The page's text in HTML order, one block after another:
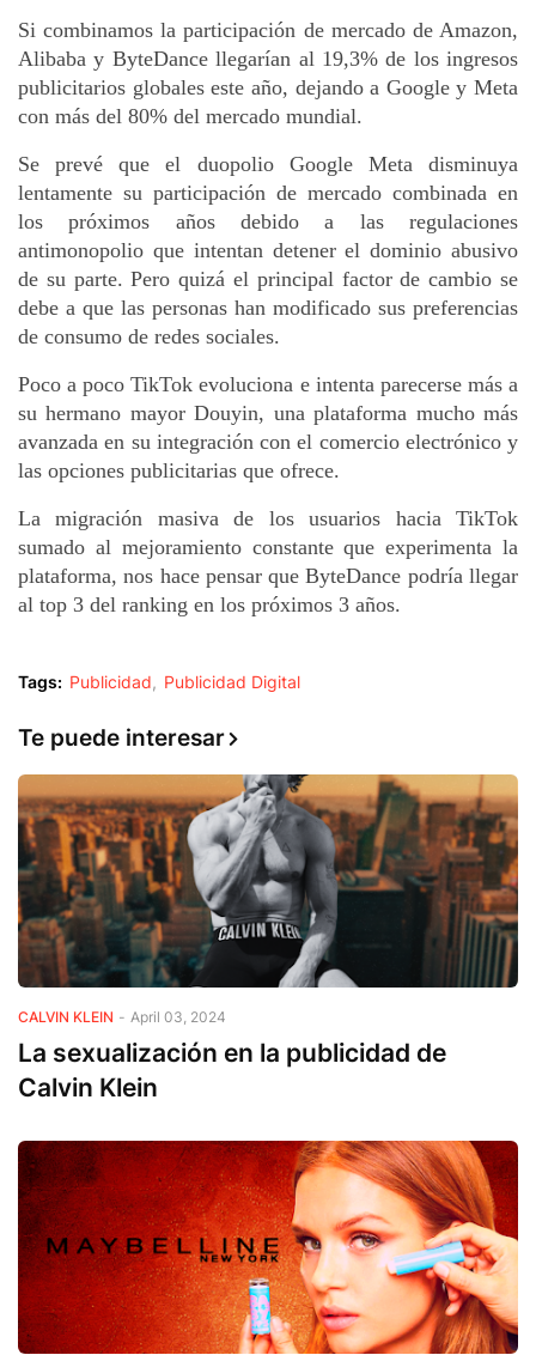
Si combinamos la participación de mercado de Amazon,
Alibaba y ByteDance llegarían al 19,3% de los ingresos
publicitarios globales este año, dejando a Google y Meta
con más del 80% del mercado mundial.
Se prevé que el duopolio Google Meta disminuya
lentamente su participación de mercado combinada en
los próximos años debido a las regulaciones
antimonopolio que intentan detener el dominio abusivo
de su parte. Pero quizá el principal factor de cambio se
debe a que las personas han modificado sus preferencias
de consumo de redes sociales.
Poco a poco TikTok evoluciona e intenta parecerse más a
su hermano mayor Douyin, una plataforma mucho más
avanzada en su integración con el comercio electrónico y
las opciones publicitarias que ofrece.
La migración masiva de los usuarios hacia TikTok
sumado al mejoramiento constante que experimenta la
plataforma, nos hace pensar que ByteDance podría llegar
al top 3 del ranking en los próximos 3 años.
Tags: Publicidad Publicidad Digital
Te puede interesar
CALVIN KLEIN - April 03, 2024
La sexualización en la publicidad de
Calvin Klein